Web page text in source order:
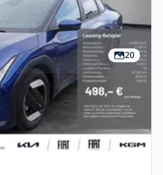
20
81,4 kWh
Paket
kW)